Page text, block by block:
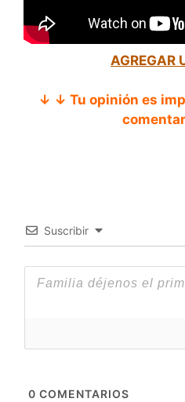
AGREGAR
↓ ↓ Tu opinión es
Suscribir
0 COMENTARIOS